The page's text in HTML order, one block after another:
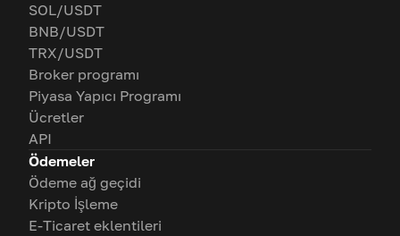
SOL/USDT
BNB/USDT
TRX/USDT
Broker programı
Piyasa Yapıcı Programı
Ücretler
API
Ödemeler
Ödeme ağ geçidi
Kripto İşleme
E-Ticaret eklentileri